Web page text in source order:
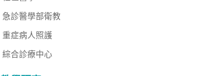
急診醫學部衛教
重症病人照護
綜合診療中心